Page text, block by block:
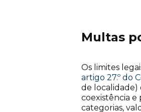
Multas
Os limites
artigo 27.º do
de localidade)
coexistência e
categorias,